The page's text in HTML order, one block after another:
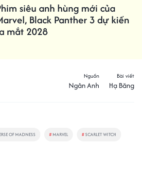
siêu anh hùng mới của
Black Panther 3 dự kiến
mắt 2028
Nguồn
Ngân Anh
Bài viết
Hạ Băng
OF MADNESS # MARVEL #SCARLET WITCH